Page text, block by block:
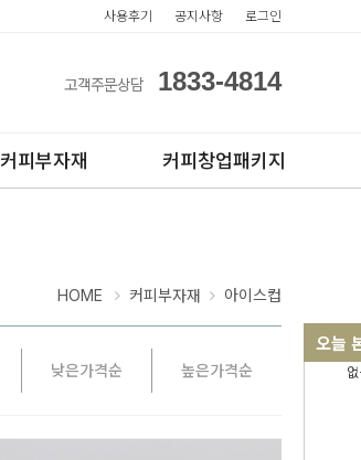
사용후기 공지사항 로그인
고객주문상담 1833-4814
커피부자재
아이스컵
커피창업패키지
전자동카페창업페키지
오늘
HOME 커피부자재 아이스컵
낮은가격순 높은가격순